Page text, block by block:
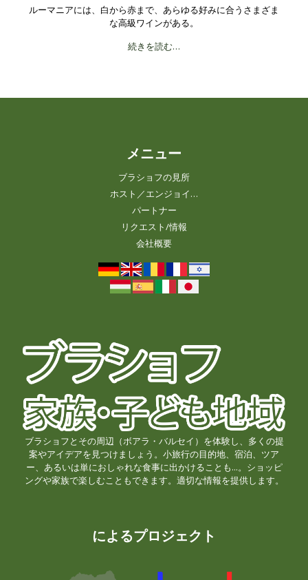
ルーマニアには、白から赤まで、あらゆる好みに合うさまざま
な高級ワインがある。
続きを読む…
メニュー
ブラショフの見所
ホスト／エンジョイ…
パートナー
リクエスト/情報
会社概要
ブラショフとその周辺（ボアラ・バルセイ）を体験し、多くの提
案やアイデアを見つけましょう。小旅行の目的地、宿泊、ツア
ー、あるいは単におしゃれな食事に出かけることも...。ショッピ
ングや家族で楽しむこともできます。適切な情報を提供します。
によるプロジェクト